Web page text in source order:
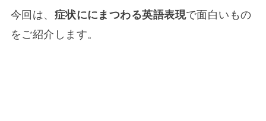
今回は、 症状ににまつわる英語表現で面白いもの
をご紹介します。